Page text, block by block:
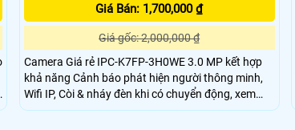
Giá Bán: 1,700,000 ₫
Giá gốc: 2,000,000 ₫
Camera Giá rẻ IPC-K7FP-3H0WE 3.0 MP kết hợp
khả năng Cảnh báo phát hiện người thông minh,
Wifi IP, Còi & nháy đèn khi có chuyển động, xem
màu sắc Full Color 30m vào ban đêm, trang bị đèn